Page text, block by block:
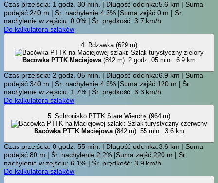
Czas przejścia: 1 godz. 30 min. | Długość odcinka:5.6 km | Suma
podejść:240 m | Śr. nachylenie:4.3% |Suma zejść:0 m | Śr.
nachylenie w zejściu: 0.0% | Śr. prędkość: 3.7 km/h
Do kalkulatora szlaków
Bacówka PTTK Maciejowa(842 m) 2 godz. 05 min. 6.9 km
Czas przejścia: 2 godz. 05 min. | Długość odcinka:6.9 km | Suma
podejść:340 m | Śr. nachylenie:4.9% |Suma zejść:120 m | Śr.
nachylenie w zejściu: 1.7% | Śr. prędkość: 3.3 km/h
Do kalkulatora szlaków
Bacówka PTTK Maciejowa(842 m) 55 min. 3.6 km
Czas przejścia: 0 godz. 55 min. | Długość odcinka:3.6 km | Suma
podejść:80 m | Śr. nachylenie:2.2% |Suma zejść:220 m | Śr.
nachylenie w zejściu: 6.1% | Śr. prędkość: 3.9 km/h
Do kalkulatora szlaków